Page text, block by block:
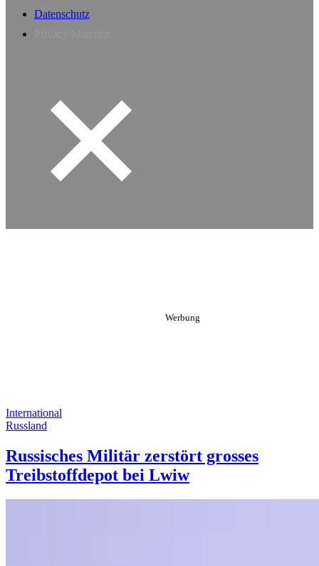
Datenschutz
International
Russland
Russisches Militär zerstört grosses
Treibstoffdepot bei Lwiw